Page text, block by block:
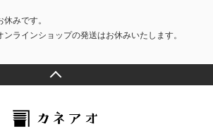
みです。
ラインショップの発送はお休みいたします。